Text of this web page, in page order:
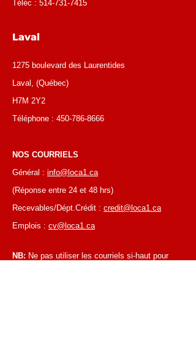
Téléc : 514-731-7415
Laval
1275 boulevard des Laurentides
Laval, (Québec)
H7M 2Y2
Téléphone : 450-786-8666
NOS COURRIELS
Général : info@loca1.ca
(Réponse entre 24 et 48 hrs)
Recevables/Dépt.Crédit : credit@loca1.ca
Emplois : cv@loca1.ca
NB: Ne pas utiliser les courriels si-haut pour